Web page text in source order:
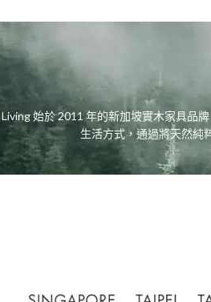
始於 2011 年的新加坡實木家具品
生活方式，通過將天然純